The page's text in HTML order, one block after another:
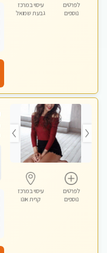
לפרטים
נוספים
עיסוי במרכז
גבעת שמואל
לפרטים
נוספים
עיסוי במרכז
קרית אונו